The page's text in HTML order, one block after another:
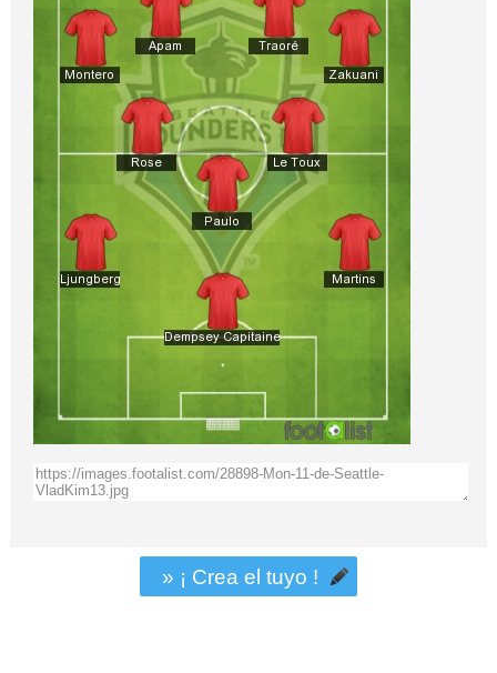
» ¡ Crea el tuyo !